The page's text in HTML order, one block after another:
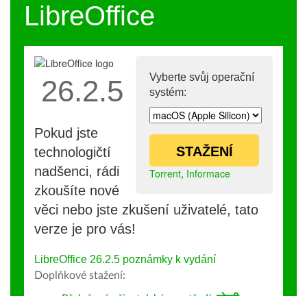
LibreOffice
Vyberte svůj operační
systém:
STAŽENÍ
Torrent, Informace
26.2.5
Pokud jste
technologičtí
nadšenci, rádi
zkoušíte nové
věci nebo jste zkušení uživatelé, tato
verze je pro vás!
LibreOffice 26.2.5 poznámky k vydání
Doplňkové stažení: